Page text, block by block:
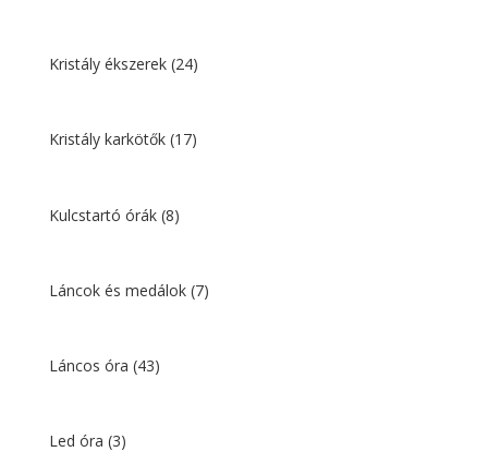
Kristály ékszerek (24)
Kristály karkötők (17)
Kulcstartó órák (8)
Láncok és medálok (7)
Láncos óra (43)
Led óra (3)